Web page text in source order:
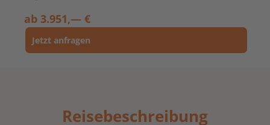
ab 3.951,— €
Jetzt anfragen
Reisebeschreibung